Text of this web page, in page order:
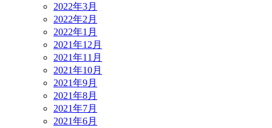
2022年3月
2022年2月
2022年1月
2021年12月
2021年11月
2021年10月
2021年9月
2021年8月
2021年7月
2021年6月